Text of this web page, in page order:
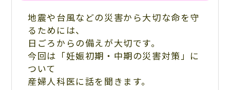
地震や台風などの災害から大切な命を守
るためには、
日ごろからの備えが大切です。
今回は「妊娠初期・中期の災害対策」に
ついて
産婦人科医に話を聞きます。